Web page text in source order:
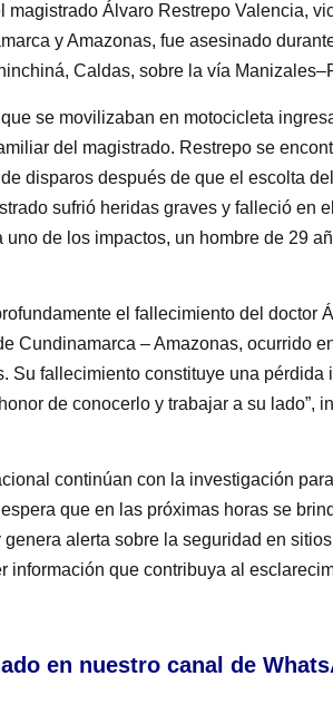
Álvaro Restrepo Valencia,
y Amazonas, fue asesinado
Caldas, sobre la vía
se movilizaban en motocicleta
del magistrado. Restrepo se
disparos después de que el escolta
sufrió heridas graves y falleció en
de los impactos, un hombre de 29
el fallecimiento del doctor
Cundinamarca – Amazonas, ocurrido
Su fallecimiento constituye una pérdida
de conocerlo y trabajar a su lado”,
continúan con la investigación
que en las próximas horas se
alerta sobre la seguridad en
que contribuya al
en nuestro canal de